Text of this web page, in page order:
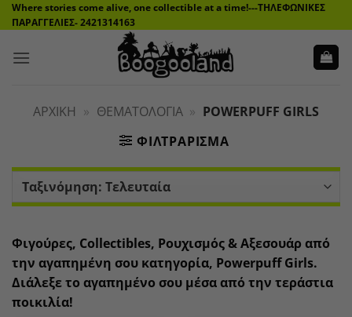
Μετάβαση
στο
Where stories come alive, one collectible at a time!---ΤΗΛΕΦΩΝΙΚΕΣ
ΠΑΡΑΓΓΕΛΙΕΣ- 2421314163
ΑΡΧΙΚΉ » ΘΕΜΑΤΟΛΟΓΊΑ » POWERPUFF GIRLS
ΦΙΛΤΡΆΡΙΣΜΑ
Φιγούρες, Collectibles, Ρουχισμός & Αξεσουάρ από
την αγαπημένη σου κατηγορία, Powerpuff Girls.
Διάλεξε το αγαπημένο σου μέσα από την τεράστια
ποικιλία!